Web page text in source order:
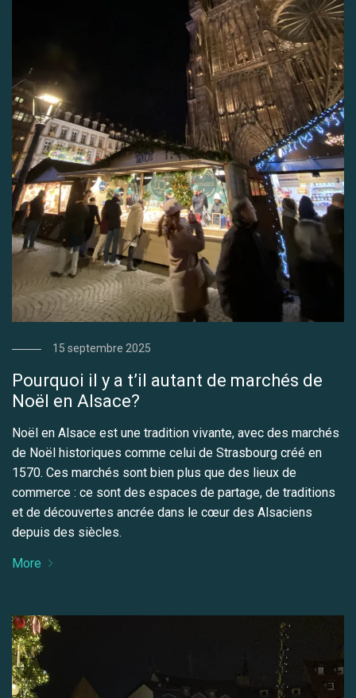
15 septembre 2025
Pourquoi il y a t’il autant de marchés de
Noël en Alsace?
Noël en Alsace est une tradition vivante, avec des marchés
de Noël historiques comme celui de Strasbourg créé en
1570. Ces marchés sont bien plus que des lieux de
commerce : ce sont des espaces de partage, de traditions
et de découvertes ancrée dans le cœur des Alsaciens
depuis des siècles.
More